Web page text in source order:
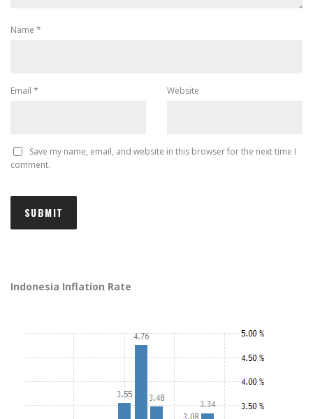
Name *
Email * Website
Save my name, email, and website in this browser for the next time I
comment.
Indonesia Inflation Rate